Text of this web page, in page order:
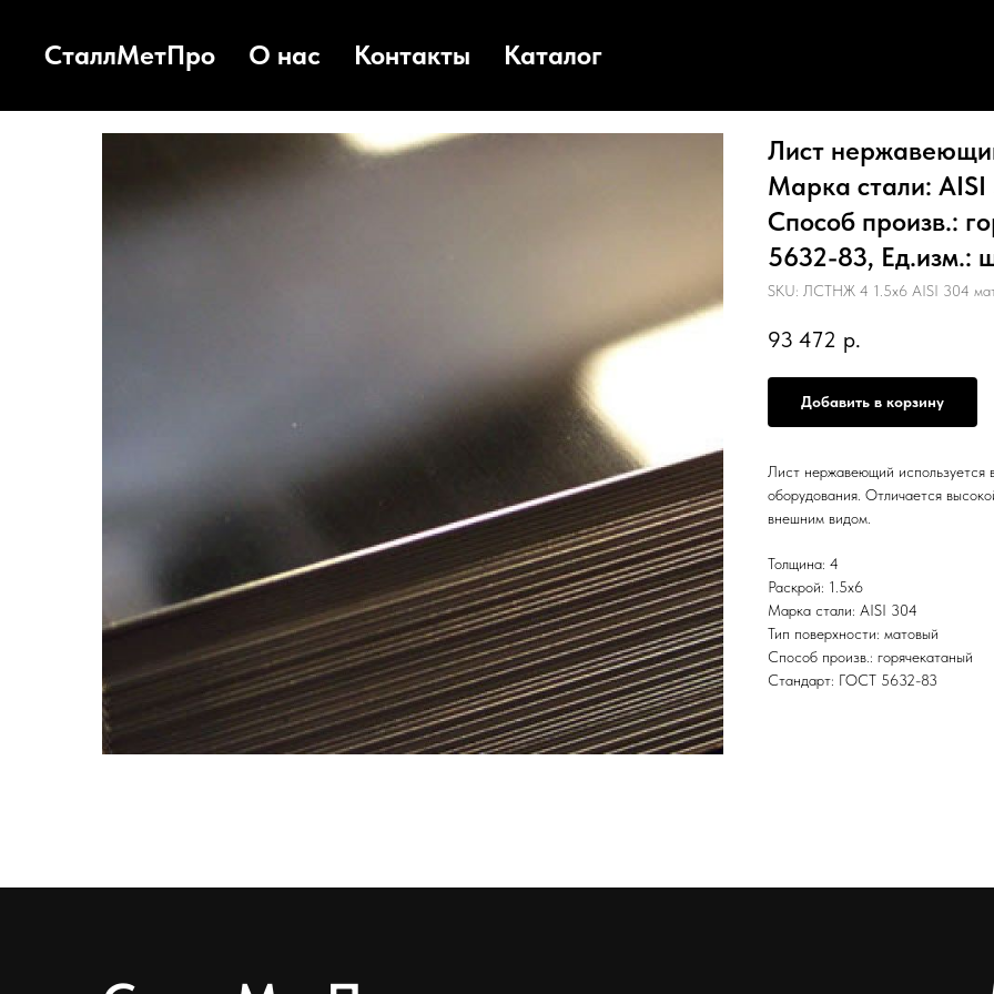
СталлМетПро О нас Контакты Каталог
Лист
Марка стали: AISI
Способ произв.:
5632-83, Ед.изм.:
SKU: ЛСТНЖ 4 1.5х6 AISI 304
93 472 р.
Добавить в корзину
Лист нержавеющий используется
оборудования. Отличается
внешним видом.
Толщина: 4
Раскрой: 1.5х6
Марка стали: AISI 304
Тип поверхности: матовый
Способ произв.: горячекатаный
Стандарт: ГОСТ 5632-83